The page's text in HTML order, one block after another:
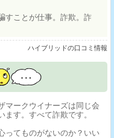
すことが仕事。詐欺。詐
ハイブリッドの口コミ情報
マークウイナーズは同じ会
す。すべて詐欺です。
ってものがないのか？いい